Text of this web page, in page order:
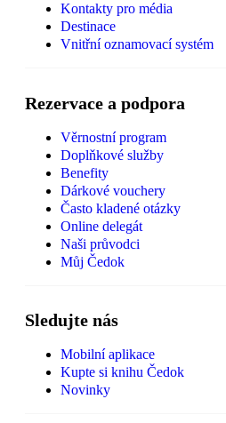
Kontakty pro média
Destinace
Vnitřní oznamovací systém
Rezervace a podpora
Věrnostní program
Doplňkové služby
Benefity
Dárkové vouchery
Často kladené otázky
Online delegát
Naši průvodci
Můj Čedok
Sledujte nás
Mobilní aplikace
Kupte si knihu Čedok
Novinky